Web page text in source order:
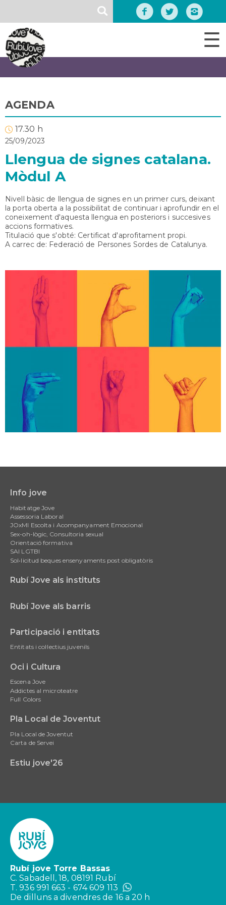
contingut
☰
AGENDA
17.30 h
25/09/2023
Llengua de signes catalana.
Mòdul A
Nivell bàsic de llengua de signes en un primer curs, deixant
la porta oberta a la possibilitat de continuar i aprofundir en el
coneixement d'aquesta llengua en posteriors i succesives
accions formatives.
Titulació que s'obté: Certificat d'aprofitament propi.
A carrec de: Federació de Persones Sordes de Catalunya.
navigation
Info jove
Habitatge Jove
Assessoria Laboral
JOxMI Escolta i Acompanyament Emocional
Sex-oh-lògic, Consultoria sexual
Orientació formativa
SAI LGTBI
Sol•licitud beques ensenyaments post obligatòris
Rubí Jove als instituts
Rubí Jove als barris
Participació i entitats
Entitats i col·lectius juvenils
Oci i Cultura
Escena Jove
Addictes al microteatre
Full Colors
Pla Local de Joventut
Pla Local de Joventut
Carta de Servei
Estiu jove'26
Rubí jove Torre Bassas
C. Sabadell, 18, 08191 Rubí
T. 936 991 663 - 674 609 113
De dilluns a divendres de 16 a 20 h